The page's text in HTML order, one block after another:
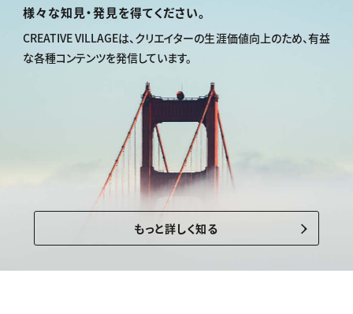
様々な知見・発見を得てください。
CREATIVE VILLAGEは、クリエイターの生涯価値向上のため、有益
な各種コンテンツを発信しています。
もっと詳しく知る